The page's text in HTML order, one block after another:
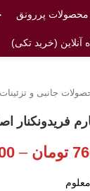
پررونق
آنلاین (خرید تکی)
جانبی و تزئینات
فریدونکنار
تومان –